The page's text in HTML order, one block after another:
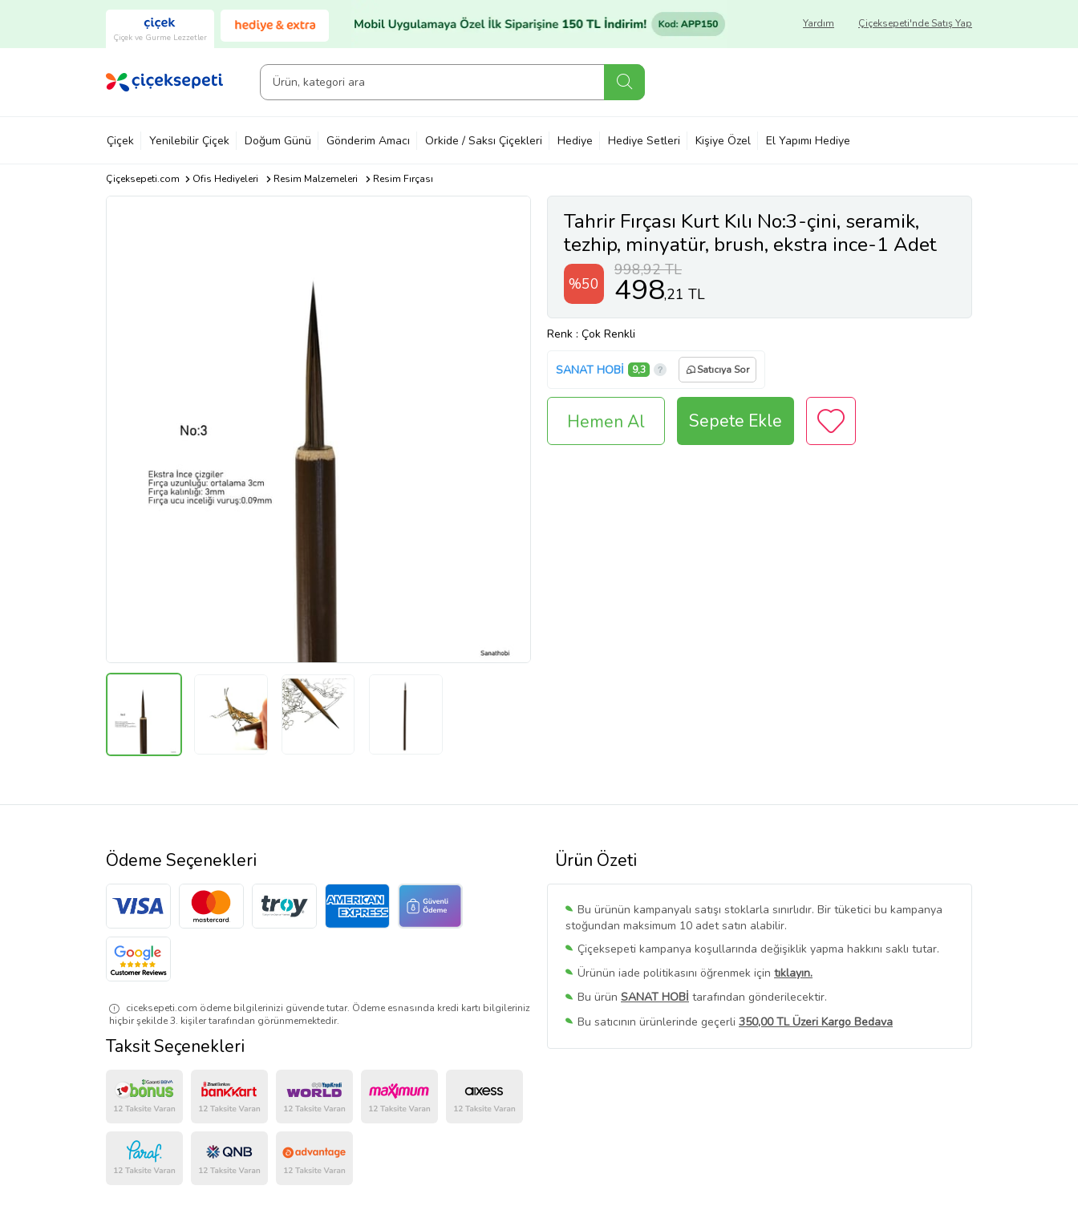
Çiçek ve Gurme Lezzetler
Çiçeksepeti'nde Satış Yap
Yardım
Çiçek Yenilebilir Çiçek Doğum Günü Gönderim Amacı Orkide / Saksı Çiçekleri Hediye Hediye Setleri Kişiye Özel El Yapımı Hediye
Çiçeksepeti.com Ofis Hediyeleri Resim Malzemeleri Resim Fırçası
Tahrir Fırçası Kurt Kılı No:3-çini, seramik,
tezhip, minyatür, brush, ekstra ince-1 Adet
(Çok Renkli)
%50
998,92 TL
498,21 TL
Renk : Çok Renkli
SANAT HOBİ 9,3 Satıcıya Sor
Hemen Al Sepete Ekle
Ürün Özeti
Bu ürünün kampanyalı satışı stoklarla sınırlıdır. Bir tüketici bu kampanya
stoğundan maksimum 10 adet satın alabilir.
Çiçeksepeti kampanya koşullarında değişiklik yapma hakkını saklı tutar.
Ürünün iade politikasını öğrenmek için tıklayın.
Bu ürün SANAT HOBİ tarafından gönderilecektir.
Bu satıcının ürünlerinde geçerli 350,00 TL Üzeri Kargo Bedava
Bu SatıcınınTüm Ürünlerini Görüntüle
Ödeme Seçenekleri
ciceksepeti.com ödeme bilgilerinizi güvende tutar. Ödeme esnasında kredi kartı bilgileriniz
hiçbir şekilde 3. kişiler tarafından görünmemektedir.
Taksit Seçenekleri